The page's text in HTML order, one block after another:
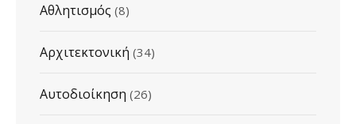
Αθλητισμός (8)
Αρχιτεκτονική (34)
Αυτοδιοίκηση (26)